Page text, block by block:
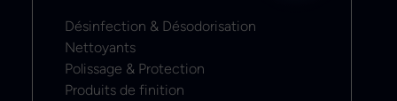
Désinfection & Désodorisation
Nettoyants
Polissage & Protection
Produits de finition